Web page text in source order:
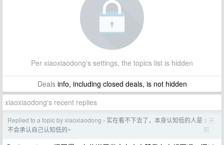
Per xiaoxiaodong's settings, the topics list is hidden
Dealsinfo, including closed deals, is not hidden
xiaoxiaodong's recent replies
Replied to a topic by xiaoxiaodong › 实在看不下去了，本身认知低的人是
不会承认自己认知低的~
3 天
前